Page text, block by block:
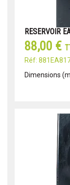
RESERVOIR
88,00 €
Réf:
Dimensions